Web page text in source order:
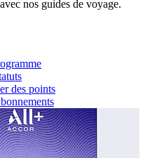
nos guides de voyage.
des points